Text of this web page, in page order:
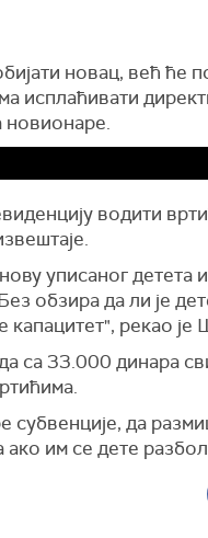
новац, већ ће
исплаћивати
новионаре.
водити
уписаног детета
обзира да ли је
капацитет", рекао је
са 33.000 динара
субвенције, да
ако им се дете